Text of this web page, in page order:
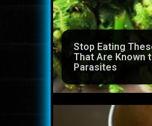
Stop Eating
That Are Known
Parasites